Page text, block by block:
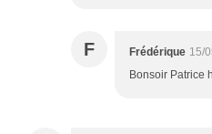
F Frédérique 15/
Bonsoir Patrice